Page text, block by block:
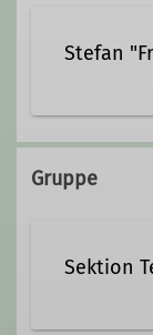
Stefan
+49
Gruppe
Sektion